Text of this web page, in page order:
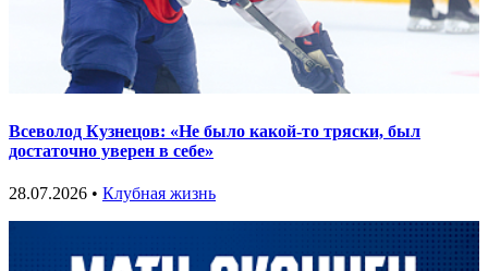
Всеволод Кузнецов: «Не было какой-то тряски, был
достаточно уверен в себе»
28.07.2026 • Клубная жизнь